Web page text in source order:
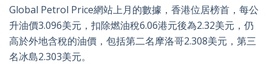
Global Petrol Price網站上月的數據，香港位居榜首，每公
升油價3.096美元，扣除燃油稅6.06港元後為2.32美元，仍
高於外地含稅的油價，包括第二名摩洛哥2.308美元，第三
名冰島2.303美元。